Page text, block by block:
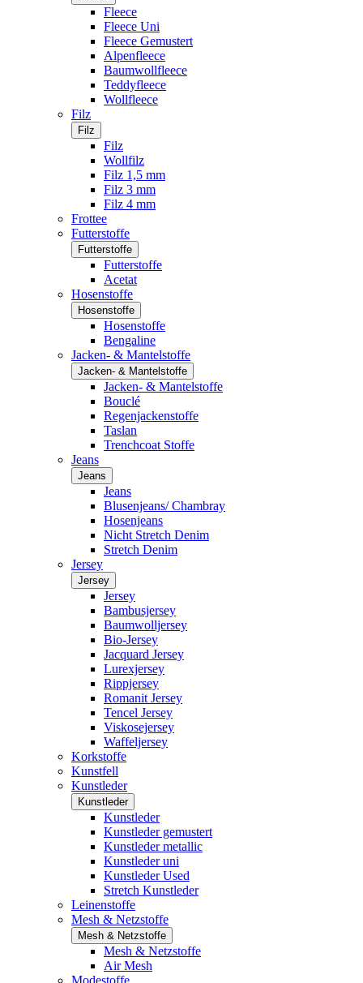
Fleece
Fleece Uni
Fleece Gemustert
Alpenfleece
Baumwollfleece
Teddyfleece
Wollfleece
Filz
Filz
Filz
Wollfilz
Filz 1,5 mm
Filz 3 mm
Filz 4 mm
Frottee
Futterstoffe
Futterstoffe
Futterstoffe
Acetat
Hosenstoffe
Hosenstoffe
Hosenstoffe
Bengaline
Jacken- & Mantelstoffe
Jacken- & Mantelstoffe
Jacken- & Mantelstoffe
Bouclé
Regenjackenstoffe
Taslan
Trenchcoat Stoffe
Jeans
Jeans
Jeans
Blusenjeans/ Chambray
Hosenjeans
Nicht Stretch Denim
Stretch Denim
Jersey
Jersey
Jersey
Bambusjersey
Baumwolljersey
Bio-Jersey
Jacquard Jersey
Lurexjersey
Rippjersey
Romanit Jersey
Tencel Jersey
Viskosejersey
Waffeljersey
Korkstoffe
Kunstfell
Kunstleder
Kunstleder
Kunstleder
Kunstleder gemustert
Kunstleder metallic
Kunstleder uni
Kunstleder Used
Stretch Kunstleder
Leinenstoffe
Mesh & Netzstoffe
Mesh & Netzstoffe
Mesh & Netzstoffe
Air Mesh
Modestoffe